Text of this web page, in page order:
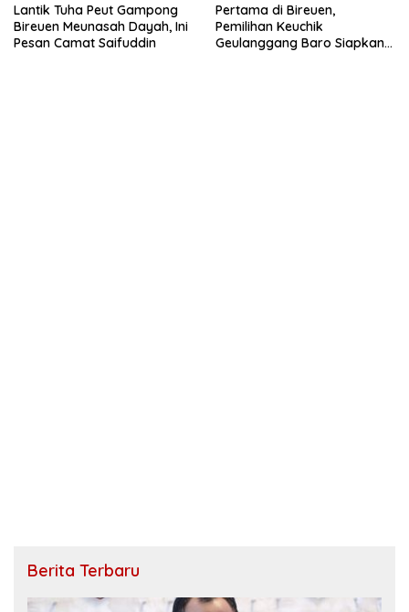
Lantik Tuha Peut Gampong
Bireuen Meunasah Dayah, Ini
Pertama di Bireuen,
Pemilihan Keuchik
Geulanggang Baro Siapkan
Berita Terbaru